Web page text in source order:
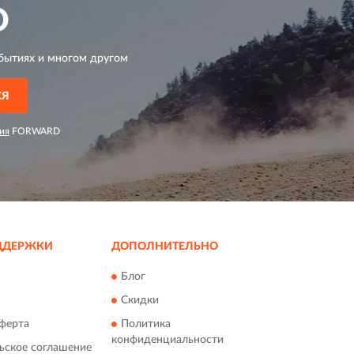
и многом другом
FORWARD
соглашение
ДОПОЛНИТЕЛЬНО
Блог
Скидки
Политика
конфиденциальности